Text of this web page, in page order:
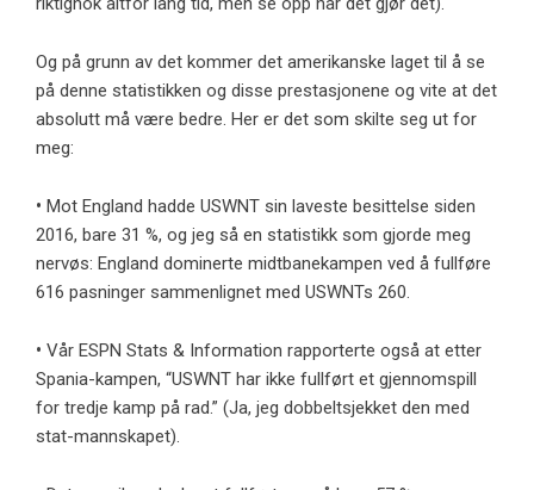
Og på grunn av det kommer det amerikanske laget til å se
på denne statistikken og disse prestasjonene og vite at det
absolutt må være bedre. Her er det som skilte seg ut for
meg:
• Mot England hadde USWNT sin laveste besittelse siden
2016, bare 31 %, og jeg så en statistikk som gjorde meg
nervøs: England dominerte midtbanekampen ved å fullføre
616 pasninger sammenlignet med USWNTs 260.
• Vår ESPN Stats & Information rapporterte også at etter
Spania-kampen, “USWNT har ikke fullført et gjennomspill
for tredje kamp på rad.” (Ja, jeg dobbeltsjekket den med
stat-mannskapet).